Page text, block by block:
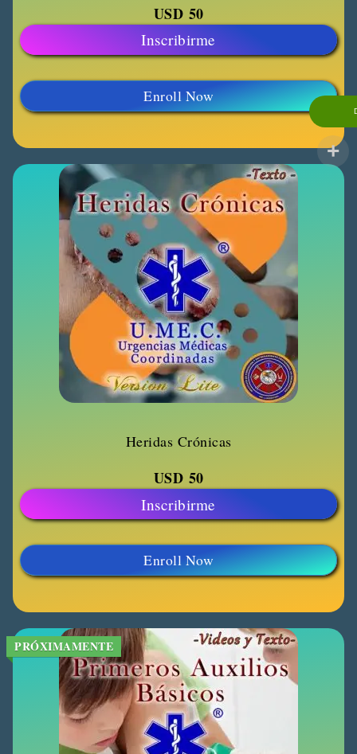
USD 50
Inscribirme
Enroll Now
Heridas Crónicas
USD 50
Inscribirme
Enroll Now
PRÓXIMAMENTE